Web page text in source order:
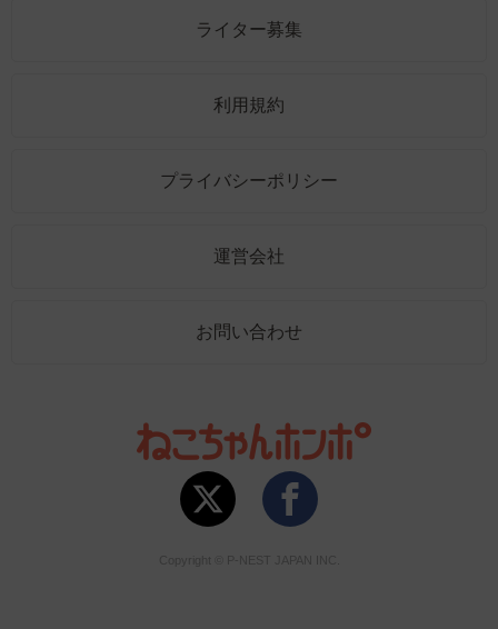
ライター募集
利用規約
プライバシーポリシー
運営会社
お問い合わせ